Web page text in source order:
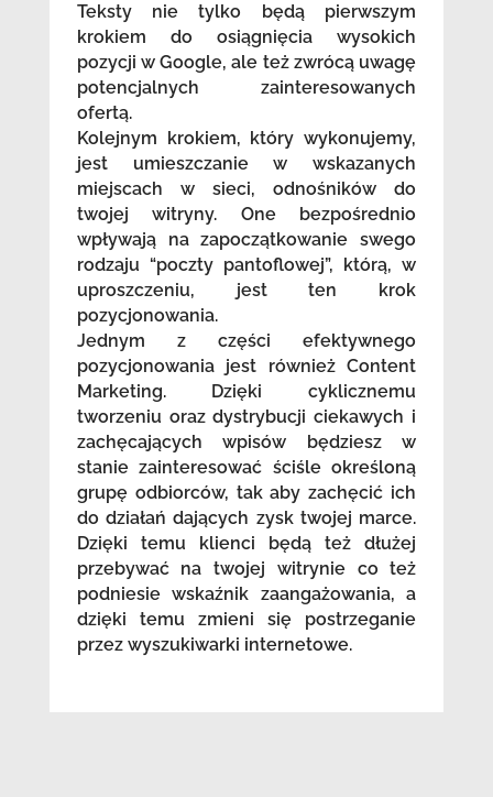
Teksty nie tylko będą pierwszym
krokiem do osiągnięcia wysokich
pozycji w Google, ale też zwrócą uwagę
potencjalnych zainteresowanych
ofertą.
Kolejnym krokiem, który wykonujemy,
jest umieszczanie w wskazanych
miejscach w sieci, odnośników do
twojej witryny. One bezpośrednio
wpływają na zapoczątkowanie swego
rodzaju “poczty pantoflowej”, którą, w
uproszczeniu, jest ten krok
pozycjonowania.
Jednym z części efektywnego
pozycjonowania jest również Content
Marketing. Dzięki cyklicznemu
tworzeniu oraz dystrybucji ciekawych i
zachęcających wpisów będziesz w
stanie zainteresować ściśle określoną
grupę odbiorców, tak aby zachęcić ich
do działań dających zysk twojej marce.
Dzięki temu klienci będą też dłużej
przebywać na twojej witrynie co też
podniesie wskaźnik zaangażowania, a
dzięki temu zmieni się postrzeganie
przez wyszukiwarki internetowe.